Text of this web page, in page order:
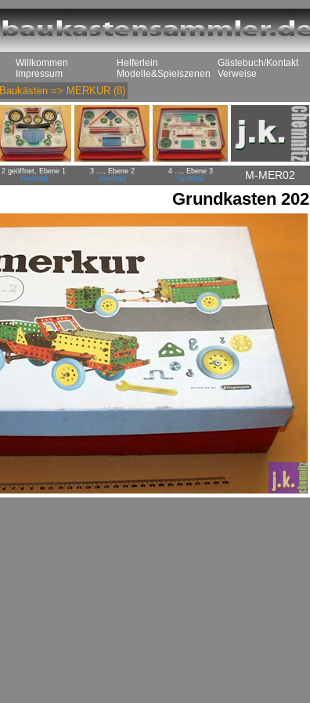
Willkommen
Impressum
Helferlein
Modelle&Spielszenen
Gästebuch/Kontakt
Verweise
Baukästen => MERKUR (8)
2 geöffnet, Ebene 1
Großbild
3 ..., Ebene 2
Großbild
4 ..., Ebene 3
Großbild
M-MER02
Grundkasten 202